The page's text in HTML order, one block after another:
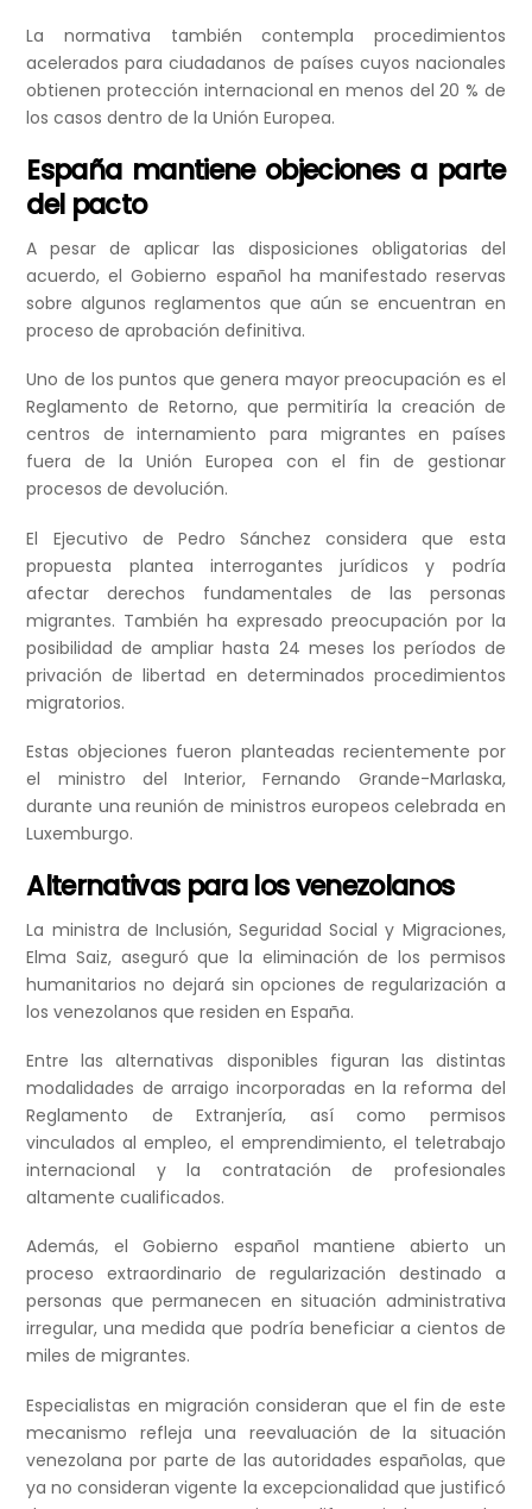
La normativa también contempla procedimientos
acelerados para ciudadanos de países cuyos nacionales
obtienen protección internacional en menos del 20 % de
los casos dentro de la Unión Europea.
España mantiene objeciones a parte
del pacto
A pesar de aplicar las disposiciones obligatorias del
acuerdo, el Gobierno español ha manifestado reservas
sobre algunos reglamentos que aún se encuentran en
proceso de aprobación definitiva.
Uno de los puntos que genera mayor preocupación es el
Reglamento de Retorno, que permitiría la creación de
centros de internamiento para migrantes en países
fuera de la Unión Europea con el fin de gestionar
procesos de devolución.
El Ejecutivo de Pedro Sánchez considera que esta
propuesta plantea interrogantes jurídicos y podría
afectar derechos fundamentales de las personas
migrantes. También ha expresado preocupación por la
posibilidad de ampliar hasta 24 meses los períodos de
privación de libertad en determinados procedimientos
migratorios.
Estas objeciones fueron planteadas recientemente por
el ministro del Interior, Fernando Grande-Marlaska,
durante una reunión de ministros europeos celebrada en
Luxemburgo.
Alternativas para los venezolanos
La ministra de Inclusión, Seguridad Social y Migraciones,
Elma Saiz, aseguró que la eliminación de los permisos
humanitarios no dejará sin opciones de regularización a
los venezolanos que residen en España.
Entre las alternativas disponibles figuran las distintas
modalidades de arraigo incorporadas en la reforma del
Reglamento de Extranjería, así como permisos
vinculados al empleo, el emprendimiento, el teletrabajo
internacional y la contratación de profesionales
altamente cualificados.
Además, el Gobierno español mantiene abierto un
proceso extraordinario de regularización destinado a
personas que permanecen en situación administrativa
irregular, una medida que podría beneficiar a cientos de
miles de migrantes.
Especialistas en migración consideran que el fin de este
mecanismo refleja una reevaluación de la situación
venezolana por parte de las autoridades españolas, que
ya no consideran vigente la excepcionalidad que justificó